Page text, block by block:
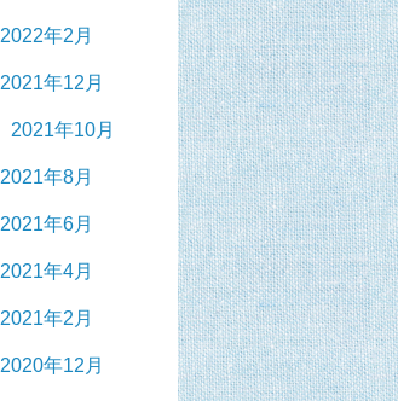
2022年2月
2021年12月
2021年10月
2021年8月
2021年6月
2021年4月
2021年2月
2020年12月